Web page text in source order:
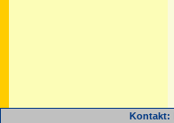
Kontakt: